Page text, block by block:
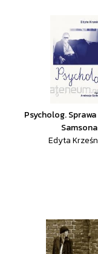
Psycholog.
Samsona
Edyta